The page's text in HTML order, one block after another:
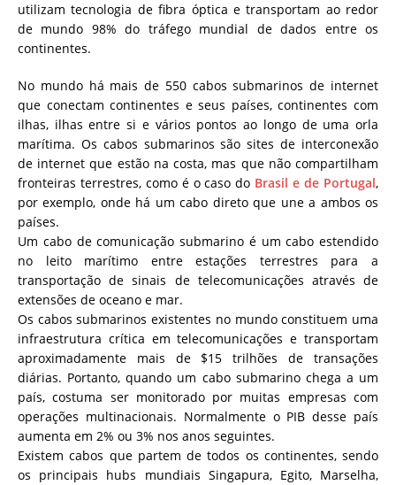
utilizam tecnologia de fibra óptica e transportam ao redor
de mundo 98% do tráfego mundial de dados entre os
continentes.
No mundo há mais de 550 cabos submarinos de internet
que conectam continentes e seus países, continentes com
ilhas, ilhas entre si e vários pontos ao longo de uma orla
marítima. Os cabos submarinos são sites de interconexão
de internet que estão na costa, mas que não compartilham
fronteiras terrestres, como é o caso do Brasil e de Portugal,
por exemplo, onde há um cabo direto que une a ambos os
países.
Um cabo de comunicação submarino é um cabo estendido
no leito marítimo entre estações terrestres para a
transportação de sinais de telecomunicações através de
extensões de oceano e mar.
Os cabos submarinos existentes no mundo constituem uma
infraestrutura crítica em telecomunicações e transportam
aproximadamente mais de $15 trilhões de transações
diárias. Portanto, quando um cabo submarino chega a um
país, costuma ser monitorado por muitas empresas com
operações multinacionais. Normalmente o PIB desse país
aumenta em 2% ou 3% nos anos seguintes.
Existem cabos que partem de todos os continentes, sendo
os principais hubs mundiais Singapura, Egito, Marselha,